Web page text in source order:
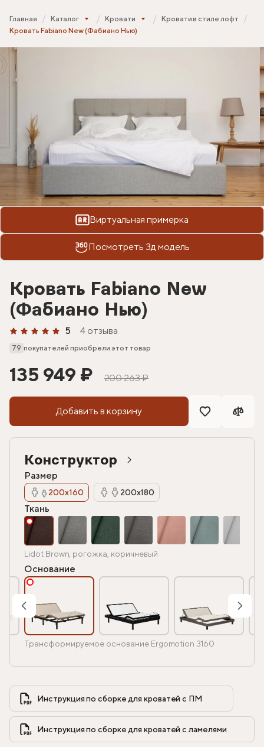
Главная Каталог Кровати
Кровати в стиле лофт
Кровать Fabiano New (Фабиано Нью)
Виртуальная примерка
Посмотреть 3д модель
Кровать Fabiano New
(Фабиано Нью)
5 4 отзыва
79 покупателей приобрели этот товар
135 949 ₽ 200 263 ₽
Добавить в корзину
Конструктор
Размер
200х160 200х180
Ткань
Lidot Brown, рогожка, коричневый
Основание
Трансформируемое основание Ergomotion 3160
Инструкция по сборке для кроватей с ПМ